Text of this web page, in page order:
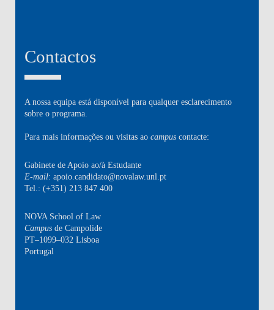
Contactos
A nossa equipa está disponível para qualquer esclarecimento
sobre o programa.
Para mais informações ou visitas ao campus contacte:
Gabinete de Apoio ao/à Estudante
E-mail: apoio.candidato@novalaw.unl.pt
Tel.: (+351) 213 847 400
NOVA School of Law
Campus de Campolide
PT–1099–032 Lisboa
Portugal